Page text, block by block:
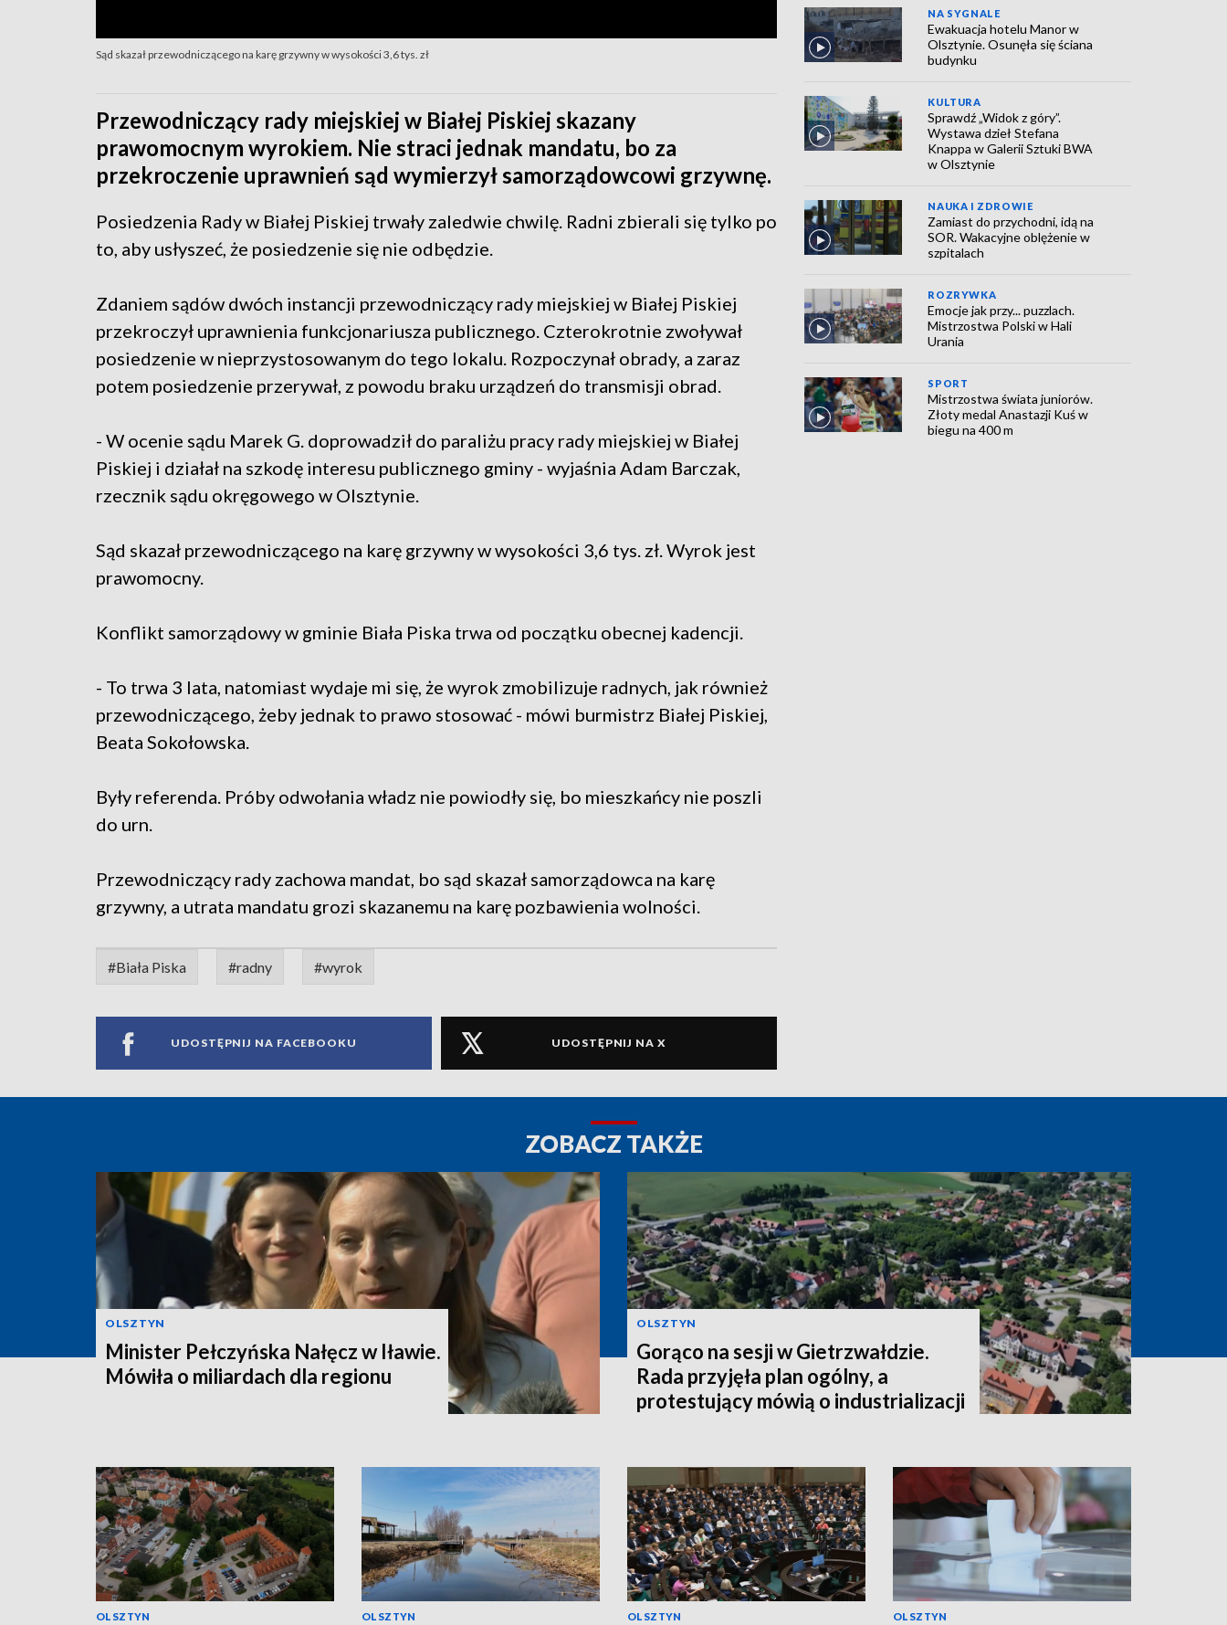
Sąd skazał przewodniczącego na karę grzywny w wysokości 3,6 tys. zł
Przewodniczący rady miejskiej w Białej Piskiej skazany
prawomocnym wyrokiem. Nie straci jednak mandatu, bo za
przekroczenie uprawnień sąd wymierzył samorządowcowi grzywnę.
Posiedzenia Rady w Białej Piskiej trwały zaledwie chwilę. Radni zbierali się tylko po
to, aby usłyszeć, że posiedzenie się nie odbędzie.
Zdaniem sądów dwóch instancji przewodniczący rady miejskiej w Białej Piskiej
przekroczył uprawnienia funkcjonariusza publicznego. Czterokrotnie zwoływał
posiedzenie w nieprzystosowanym do tego lokalu. Rozpoczynał obrady, a zaraz
potem posiedzenie przerywał, z powodu braku urządzeń do transmisji obrad.
- W ocenie sądu Marek G. doprowadził do paraliżu pracy rady miejskiej w Białej
Piskiej i działał na szkodę interesu publicznego gminy - wyjaśnia Adam Barczak,
rzecznik sądu okręgowego w Olsztynie.
Sąd skazał przewodniczącego na karę grzywny w wysokości 3,6 tys. zł. Wyrok jest
prawomocny.
Konflikt samorządowy w gminie Biała Piska trwa od początku obecnej kadencji.
- To trwa 3 lata, natomiast wydaje mi się, że wyrok zmobilizuje radnych, jak również
przewodniczącego, żeby jednak to prawo stosować - mówi burmistrz Białej Piskiej,
Beata Sokołowska.
Były referenda. Próby odwołania władz nie powiodły się, bo mieszkańcy nie poszli
do urn.
Przewodniczący rady zachowa mandat, bo sąd skazał samorządowca na karę
grzywny, a utrata mandatu grozi skazanemu na karę pozbawienia wolności.
#Biała Piska #radny #wyrok
UDOSTĘPNIJ NA FACEBOOKU UDOSTĘPNIJ NA X
NA SYGNALE
Ewakuacja hotelu Manor w
Olsztynie. Osunęła się ściana
budynku
KULTURA
Sprawdź „Widok z góry”.
Wystawa dzieł Stefana
Knappa w Galerii Sztuki BWA
w Olsztynie
NAUKA I ZDROWIE
Zamiast do przychodni, idą na
SOR. Wakacyjne oblężenie w
szpitalach
ROZRYWKA
Emocje jak przy... puzzlach.
Mistrzostwa Polski w Hali
Urania
SPORT
Mistrzostwa świata juniorów.
Złoty medal Anastazji Kuś w
biegu na 400 m
ZOBACZ TAKŻE
OLSZTYN
Minister Pełczyńska Nałęcz w Iławie.
Mówiła o miliardach dla regionu
OLSZTYN
Gorąco na sesji w Gietrzwałdzie.
Rada przyjęła plan ogólny, a
protestujący mówią o industrializacji
OLSZTYN OLSZTYN OLSZTYN OLSZTYN